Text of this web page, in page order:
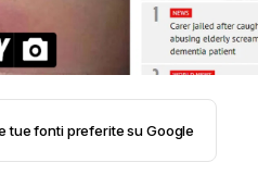
tue fonti preferite su Google